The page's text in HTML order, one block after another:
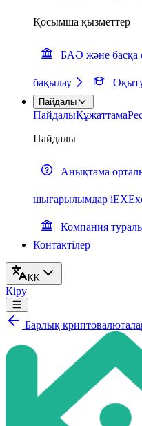
Қосымша қызметтер
БАӘ және басқа
бақылау
Пайдалы
ПайдалыҚұжаттама
Пайдалы
Анықтама
шығарылымдар
Компания
Контактілер
KK
Кіру
Барлық